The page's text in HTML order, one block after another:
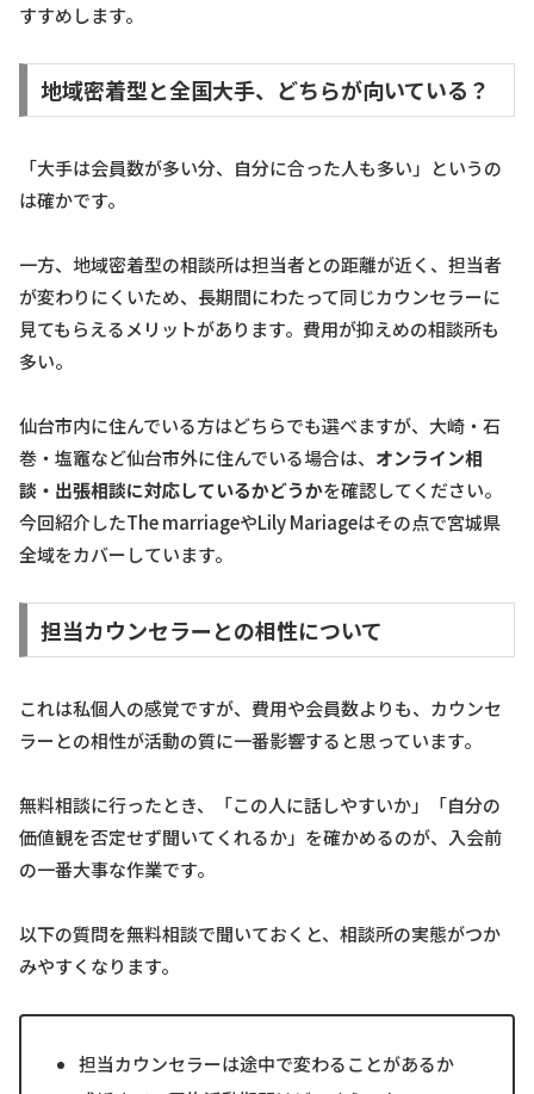
すすめします。
地域密着型と全国大手、どちらが向いている？
「大手は会員数が多い分、自分に合った人も多い」というの
は確かです。
一方、地域密着型の相談所は担当者との距離が近く、担当者
が変わりにくいため、長期間にわたって同じカウンセラーに
見てもらえるメリットがあります。費用が抑えめの相談所も
多い。
仙台市内に住んでいる方はどちらでも選べますが、大崎・石
巻・塩竈など仙台市外に住んでいる場合は、 オンライン相
談・出張相談に対応しているかどうかを確認してください。
今回紹介したThe marriageやLily Mariageはその点で宮城県
全域をカバーしています。
担当カウンセラーとの相性について
これは私個人の感覚ですが、費用や会員数よりも、カウンセ
ラーとの相性が活動の質に一番影響すると思っています。
無料相談に行ったとき、「この人に話しやすいか」「自分の
価値観を否定せず聞いてくれるか」を確かめるのが、入会前
の一番大事な作業です。
以下の質問を無料相談で聞いておくと、相談所の実態がつか
みやすくなります。
担当カウンセラーは途中で変わることがあるか